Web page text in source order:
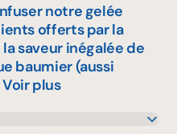
notre gelée
offerts par la
saveur inégalée de
baumier (aussi
Voir plus